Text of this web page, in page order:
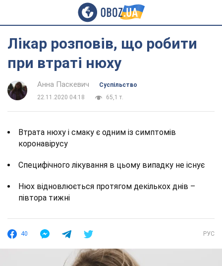
Лікар розповів, що робити
при втраті нюху
Анна Паскевич
Суспільство
22.11.2020 04:18
65,1 т.
Втрата нюху і смаку є одним із симптомів
коронавірусу
Специфічного лікування в цьому випадку не існує
Нюх відновлюється протягом декількох днів –
півтора тижні
40 РУС